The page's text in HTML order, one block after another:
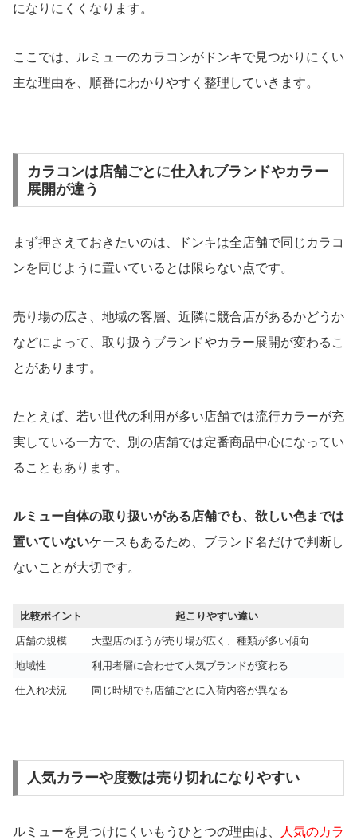
になりにくくなります。
ここでは、ルミューのカラコンがドンキで見つかりにくい
主な理由を、順番にわかりやすく整理していきます。
カラコンは店舗ごとに仕入れブランドやカラー
展開が違う
まず押さえておきたいのは、ドンキは全店舗で同じカラコ
ンを同じように置いているとは限らない点です。
売り場の広さ、地域の客層、近隣に競合店があるかどうか
などによって、取り扱うブランドやカラー展開が変わるこ
とがあります。
たとえば、若い世代の利用が多い店舗では流行カラーが充
実している一方で、別の店舗では定番商品中心になってい
ることもあります。
ルミュー自体の取り扱いがある店舗でも、欲しい色までは
置いていないケースもあるため、ブランド名だけで判断し
ないことが大切です。
比較ポイント 起こりやすい違い
店舗の規模 大型店のほうが売り場が広く、種類が多い傾向
地域性 利用者層に合わせて人気ブランドが変わる
仕入れ状況 同じ時期でも店舗ごとに入荷内容が異なる
人気カラーや度数は売り切れになりやすい
ルミューを見つけにくいもうひとつの理由は、
人気のカラ